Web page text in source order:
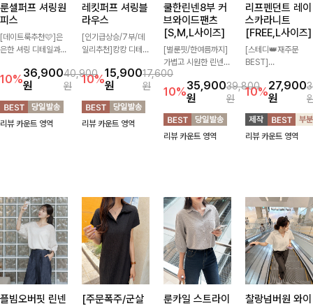
룬셀퍼프 셔링원
피스
[데이트룩추천🩷]은
은한 셔링 디테일과
사랑스러운 무드를 완
성해주는 원피스🤍
허리 스모크 밴딩이
슬림한 실루엣을 연출
해주며, 자연스럽게
10%36,900
원
40,900
원
리뷰 카운트 영역
레킷퍼프 셔링블
라우스
[인기급상승/7부/데
일리추천]캉캉 디테일
풍성한 실루엣을 완성
해주는 블라우스 🤍
가볍게 퍼지는 핏으로
체형을 자연스럽게 커
버해주며 여성스럽게
10%15,900
원
17,600
원
리뷰 카운트 영역
쿨한린넨8부 커
브와이드팬츠
[S,M,L사이즈]
[벌룬핏/한여름까지]
가볍고 시원한 린넨
혼방 소재로 한여름까
지 쾌적하게 즐기기
좋은 8부 커브 와이드
팬츠 🤍 자연스럽게
떨어지는 커브핏이 멋
스러운 실루엣을 연출
10%35,900
원
39,800
원
리뷰 카운트 영역
리프펜던트 레이
스카라니트
[FREE,L사이즈]
[스테디👑재주문
BEST]
카라 니트에 펜던트
포인트까지 톡-톡 얼
굴을 밝혀주는 컬러와
함께 해요-
10%27,900
원
리뷰 카운트 영역
플빔오버핏 린넨
[주문폭주/군살
룬카일 스트라이
찰랑넘버원 와이